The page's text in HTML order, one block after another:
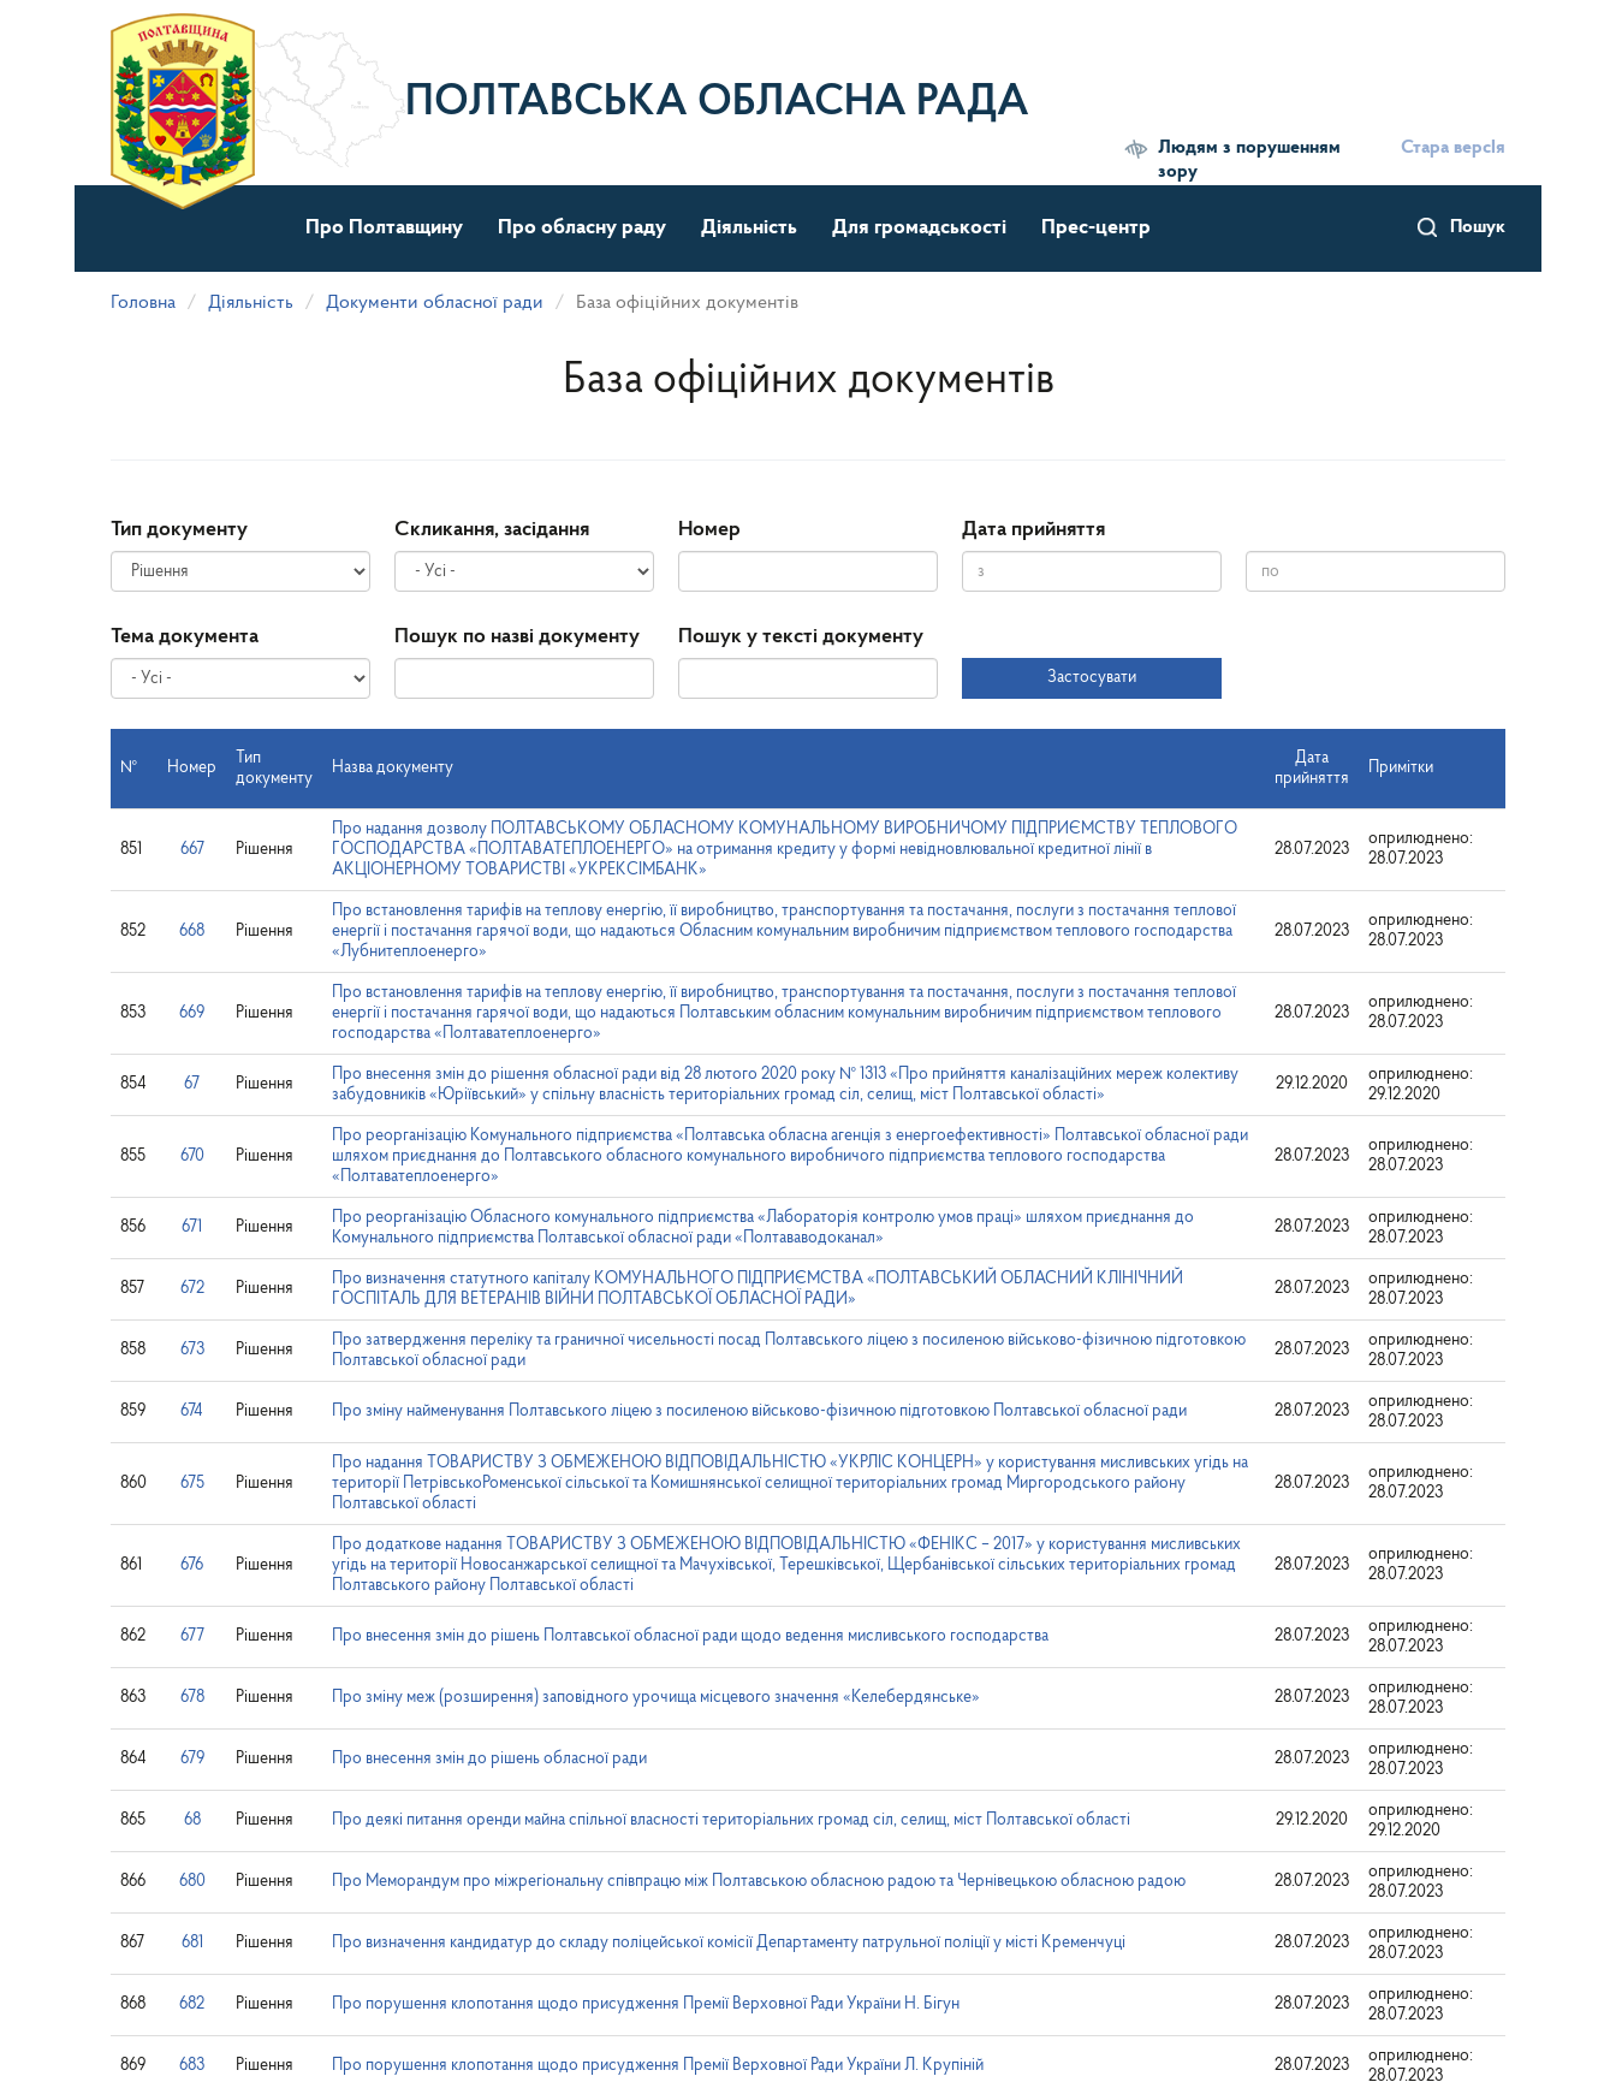
матеріалу
ПОЛТАВСЬКА ОБЛАСНА РАДА
Людям з порушенням
зору
Стара версІя
Пошук
Про Полтавщину Про обласну раду Діяльність Для громадськості Прес-центр
Головна Діяльність Документи обласної ради База офіційних документів
База офіційних документів
Тип документу Скликання, засідання Номер Дата прийняття
прийняття
Тема документа Пошук по назві документу Пошук у тексті документу
Застосувати
№ Номер
Тип
документу
Назва документу
Дата
прийняття
Примітки
851 667 Рішення
Про надання дозволу ПОЛТАВСЬКОМУ ОБЛАСНОМУ КОМУНАЛЬНОМУ ВИРОБНИЧОМУ ПІДПРИЄМСТВУ ТЕПЛОВОГО
ГОСПОДАРСТВА «ПОЛТАВАТЕПЛОЕНЕРГО» на отримання кредиту у формі невідновлювальної кредитної лінії в
АКЦІОНЕРНОМУ ТОВАРИСТВІ «УКРЕКСІМБАНК»
28.07.2023
оприлюднено:
28.07.2023
852 668 Рішення
Про встановлення тарифів на теплову енергію, її виробництво, транспортування та постачання, послуги з постачання теплової
енергії і постачання гарячої води, що надаються Обласним комунальним виробничим підприємством теплового господарства
«Лубнитеплоенерго»
28.07.2023
оприлюднено:
28.07.2023
853 669 Рішення
Про встановлення тарифів на теплову енергію, її виробництво, транспортування та постачання, послуги з постачання теплової
енергії і постачання гарячої води, що надаються Полтавським обласним комунальним виробничим підприємством теплового
господарства «Полтаватеплоенерго»
28.07.2023
оприлюднено:
28.07.2023
854 67 Рішення
Про внесення змін до рішення обласної ради від 28 лютого 2020 року № 1313 «Про прийняття каналізаційних мереж колективу
забудовників «Юріївський» у спільну власність територіальних громад сіл, селищ, міст Полтавської області»
29.12.2020
оприлюднено:
29.12.2020
855 670 Рішення
Про реорганізацію Комунального підприємства «Полтавська обласна агенція з енергоефективності» Полтавської обласної ради
шляхом приєднання до Полтавського обласного комунального виробничого підприємства теплового господарства
«Полтаватеплоенерго»
28.07.2023
оприлюднено:
28.07.2023
856 671 Рішення
Про реорганізацію Обласного комунального підприємства «Лабораторія контролю умов праці» шляхом приєднання до
Комунального підприємства Полтавської обласної ради «Полтававодоканал»
28.07.2023
оприлюднено:
28.07.2023
857 672 Рішення
Про визначення статутного капіталу КОМУНАЛЬНОГО ПІДПРИЄМСТВА «ПОЛТАВСЬКИЙ ОБЛАСНИЙ КЛІНІЧНИЙ
ГОСПІТАЛЬ ДЛЯ ВЕТЕРАНІВ ВІЙНИ ПОЛТАВСЬКОЇ ОБЛАСНОЇ РАДИ»
28.07.2023
оприлюднено:
28.07.2023
858 673 Рішення
Про затвердження переліку та граничної чисельності посад Полтавського ліцею з посиленою військово-фізичною підготовкою
Полтавської обласної ради
28.07.2023
оприлюднено:
28.07.2023
859 674 Рішення Про зміну найменування Полтавського ліцею з посиленою військово-фізичною підготовкою Полтавської обласної ради 28.07.2023
оприлюднено:
28.07.2023
860 675 Рішення
Про надання ТОВАРИСТВУ З ОБМЕЖЕНОЮ ВІДПОВІДАЛЬНІСТЮ «УКРЛІС КОНЦЕРН» у користування мисливських угідь на
території ПетрівськоРоменської сільської та Комишнянської селищної територіальних громад Миргородського району
Полтавської області
28.07.2023
оприлюднено:
28.07.2023
861 676 Рішення
Про додаткове надання ТОВАРИСТВУ З ОБМЕЖЕНОЮ ВІДПОВІДАЛЬНІСТЮ «ФЕНІКС – 2017» у користування мисливських
угідь на території Новосанжарської селищної та Мачухівської, Терешківської, Щербанівської сільських територіальних громад
Полтавського району Полтавської області
28.07.2023
оприлюднено:
28.07.2023
862 677 Рішення Про внесення змін до рішень Полтавської обласної ради щодо ведення мисливського господарства 28.07.2023
оприлюднено:
28.07.2023
863 678 Рішення Про зміну меж (розширення) заповідного урочища місцевого значення «Келебердянське» 28.07.2023
оприлюднено:
28.07.2023
864 679 Рішення Про внесення змін до рішень обласної ради 28.07.2023
оприлюднено:
28.07.2023
865 68 Рішення Про деякі питання оренди майна спільної власності територіальних громад сіл, селищ, міст Полтавської області 29.12.2020
оприлюднено:
29.12.2020
866 680 Рішення Про Меморандум про міжрегіональну співпрацю між Полтавською обласною радою та Чернівецькою обласною радою 28.07.2023
оприлюднено:
28.07.2023
867 681 Рішення Про визначення кандидатур до складу поліцейської комісії Департаменту патрульної поліції у місті Кременчуці 28.07.2023
оприлюднено:
28.07.2023
868 682 Рішення Про порушення клопотання щодо присудження Премії Верховної Ради України Н. Бігун 28.07.2023
оприлюднено:
28.07.2023
869 683 Рішення Про порушення клопотання щодо присудження Премії Верховної Ради України Л. Крупіній 28.07.2023
оприлюднено:
28.07.2023